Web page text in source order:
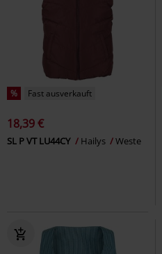
% Fast ausverkauft
18,39 €
SL P VT LU44CY Hailys Weste